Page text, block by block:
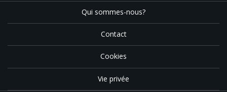
Qui sommes-nous?
Contact
Cookies
Vie privée